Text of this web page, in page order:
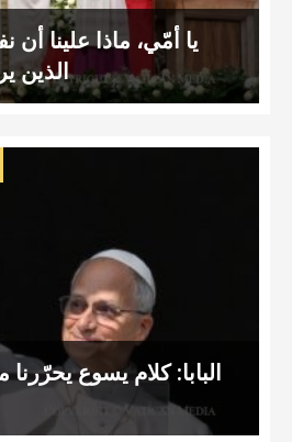
يا أمّي، ماذا علينا أن
الذين
البابا: كلام يسوع